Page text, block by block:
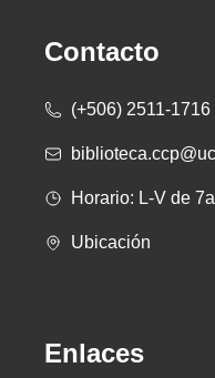
Contacto
(+506) 2511-1716
Horario: L-V de
Ubicación
Enlaces